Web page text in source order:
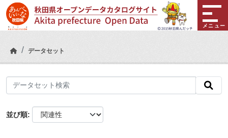
Skip to main content
メニュー
データセット
並び順